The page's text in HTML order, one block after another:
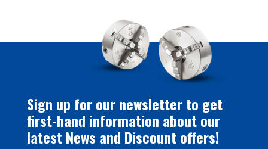
Sign up for our newsletter to get
first-hand information about our
latest News and Discount offers!